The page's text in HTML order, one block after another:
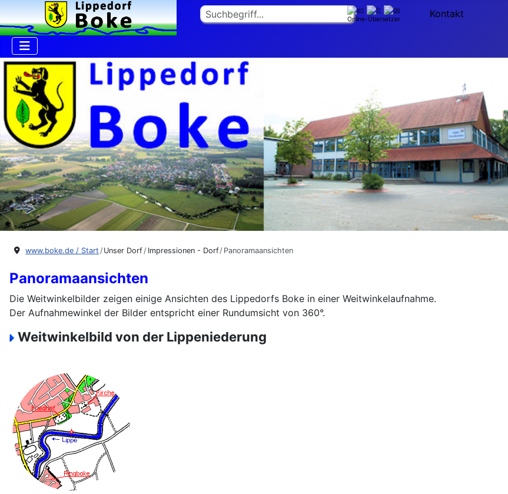
Suchen
Online-Übersetzer Kontakt
www.boke.de / Start Unser Dorf Impressionen - Dorf Panoramaansichten
Panoramaansichten
Die Weitwinkelbilder zeigen einige Ansichten des Lippedorfs Boke in einer Weitwinkelaufnahme.
Der Aufnahmewinkel der Bilder entspricht einer Rundumsicht von 360°.
Weitwinkelbild von der Lippeniederung